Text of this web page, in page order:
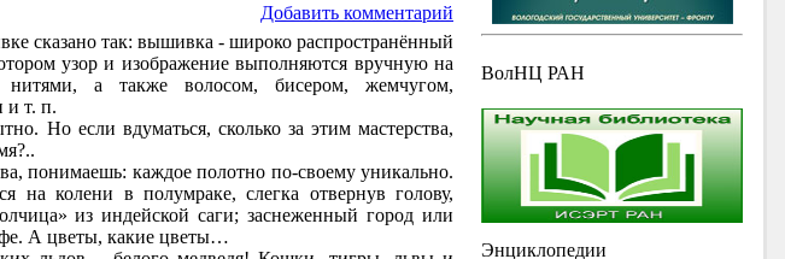
Добавить комментарий
сказано так: вышивка - широко распространённый
узор и изображение выполняются вручную на
а также волосом, бисером, жемчугом,
и т. п.
Но если вдуматься, сколько за этим мастерства,
понимаешь: каждое полотно по-своему уникально.
на колени в полумраке, слегка отвернув голову,
из индейской саги; заснеженный город или
А цветы, какие цветы…
ВолНЦ РАН
Энциклопедии